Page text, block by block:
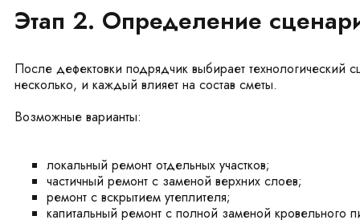
Этап 2. Определение
После дефектовки подрядчик выбирает технологический
несколько, и каждый влияет на состав сметы.
Возможные варианты:
локальный ремонт отдельных участков;
частичный ремонт с заменой верхних слоев;
ремонт с вскрытием утеплителя;
капитальный ремонт с полной заменой кровельного